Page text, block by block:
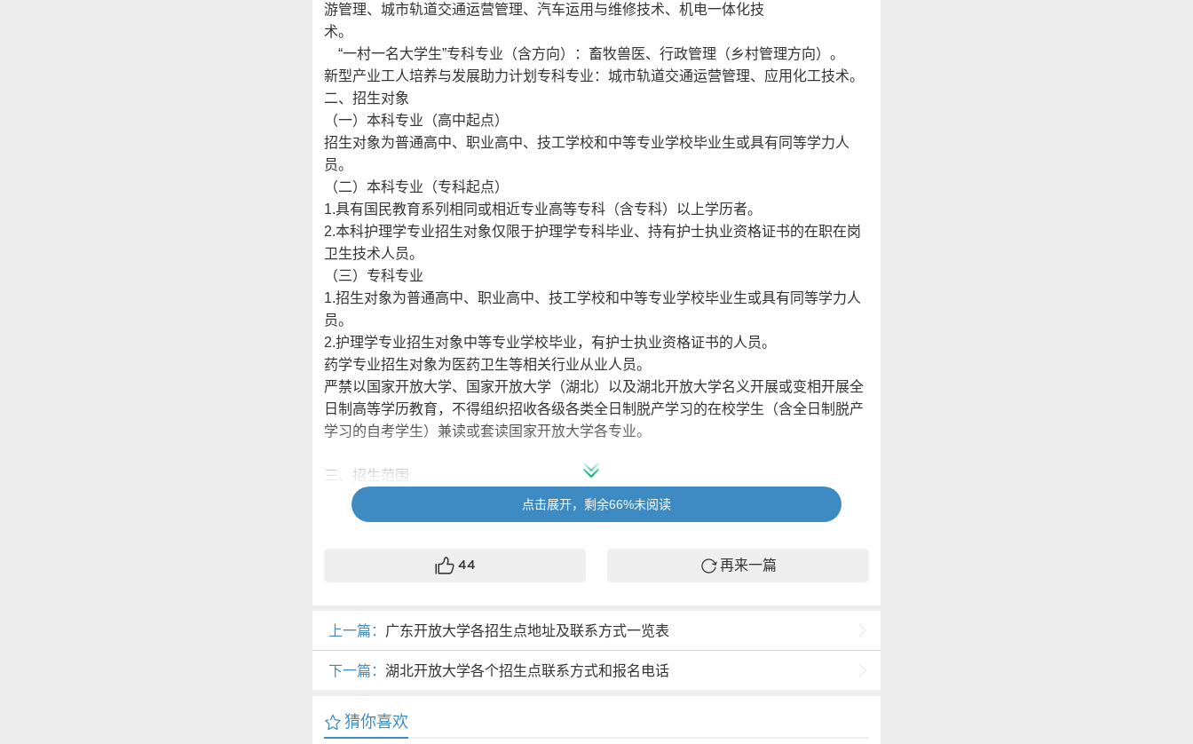
游管理、城市轨道交通运营管理、汽车运用与维修技术、机电一体化技
术。
“一村一名大学生”专科专业（含方向）：畜牧兽医、行政管理（乡村管理方向）。
新型产业工人培养与发展助力计划专科专业：城市轨道交通运营管理、应用化工技术。
二、招生对象
（一）本科专业（高中起点）
招生对象为普通高中、职业高中、技工学校和中等专业学校毕业生或具有同等学力人
员。
（二）本科专业（专科起点）
1.具有国民教育系列相同或相近专业高等专科（含专科）以上学历者。
2.本科护理学专业招生对象仅限于护理学专科毕业、持有护士执业资格证书的在职在岗
卫生技术人员。
（三）专科专业
1.招生对象为普通高中、职业高中、技工学校和中等专业学校毕业生或具有同等学力人
员。
2.护理学专业招生对象中等专业学校毕业，有护士执业资格证书的人员。
药学专业招生对象为医药卫生等相关行业从业人员。
严禁以国家开放大学、国家开放大学（湖北）以及湖北开放大学名义开展或变相开展全
日制高等学历教育，不得组织招收各级各类全日制脱产学习的在校学生（含全日制脱产
学习的自考学生）兼读或套读国家开放大学各专业。
三、招生范围
（一）各教学点须按照国家开放大学审批的办学层次及招生专业、方向，在各自的行政
管辖区域范围内招生；
（三）护理学专业仅限于黄冈、宜昌、襄阳、恩施、十堰、黄石阳新、荆楚学院、仙桃
各教学点2022年秋季招生专业和规模见国家开放大学招生平台的招生计划管理。
五、招生宣传
各教学点要运用互联网思维，借助新技术新媒体，开发新渠道，创新招生宣传形式与内
(OUCZBZSB)，加强招生宣传正面引导;
点击展开，剩余66%未阅读
44 再来一篇
上一篇： 广东开放大学各招生点地址及联系方式一览表
下一篇： 湖北开放大学各个招生点联系方式和报名电话
猜你喜欢